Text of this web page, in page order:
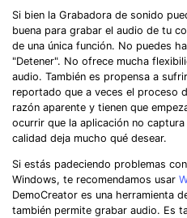
Si bien la Grabadora de sonido
buena para grabar el audio de tu
de una única función. No puedes
"Detener". No ofrece mucha
audio. También es propensa a
reportado que a veces el proceso
razón aparente y tienen que
ocurrir que la aplicación no
calidad deja mucho qué desear.
Si estás padeciendo problemas
Windows, te recomendamos usar
DemoCreator es una herramienta
también permite grabar audio. Es